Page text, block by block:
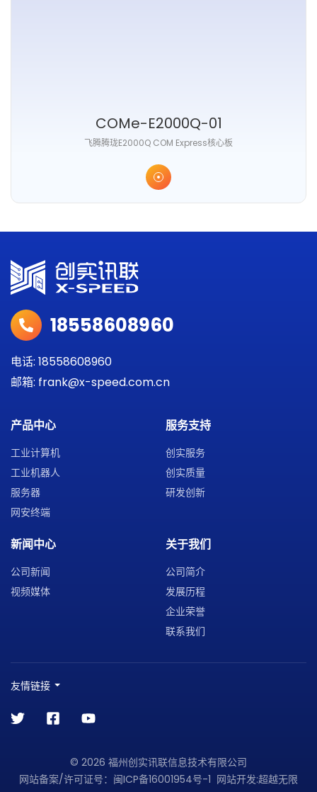
COMe-E2000Q-01
⻜腾腾珑E2000Q COM Express核⼼板
18558608960
电话: 18558608960
邮箱: frank@x-speed.com.cn
产品中心
工业计算机
工业机器人
服务器
网安终端
服务支持
创实服务
创实质量
研发创新
新闻中心
公司新闻
视频媒体
关于我们
公司简介
发展历程
企业荣誉
联系我们
友情链接
© 2026 福州创实讯联信息技术有限公司
网站备案/许可证号： 闽ICP备16001954号-1 网站开发:超越无限